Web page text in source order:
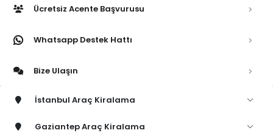
Ücretsiz Acente Başvurusu
Whatsapp Destek Hattı
Bize Ulaşın
İstanbul Araç Kiralama
Gaziantep Araç Kiralama